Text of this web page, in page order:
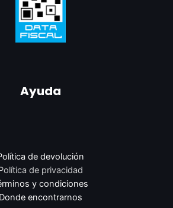
Ayuda
de devolución
de privacidad
y condiciones
Donde encontrarnos